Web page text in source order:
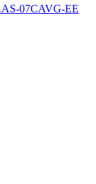
07CAVG-EE